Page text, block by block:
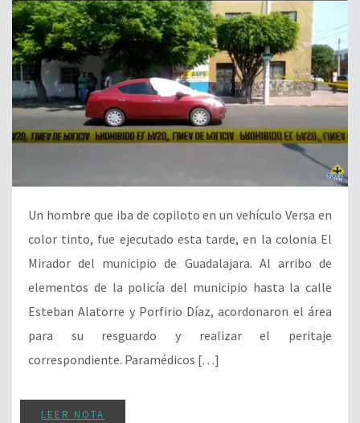
Un hombre que iba de copiloto en un vehículo Versa en
color tinto, fue ejecutado esta tarde, en la colonia El
Mirador del municipio de Guadalajara. Al arribo de
elementos de la policía del municipio hasta la calle
Esteban Alatorre y Porfirio Díaz, acordonaron el área
para su resguardo y realizar el peritaje
correspondiente. Paramédicos […]
LEER NOTA